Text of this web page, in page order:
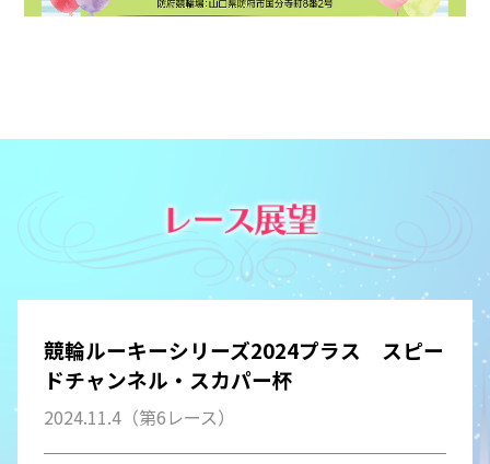
競輪ルーキーシリーズ2024プラス スピー
ドチャンネル・スカパー杯
2024.11.4（第6レース）